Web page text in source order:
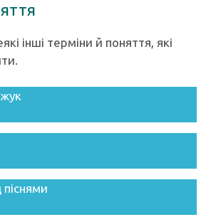
інші терміни й поняття, які
піснями